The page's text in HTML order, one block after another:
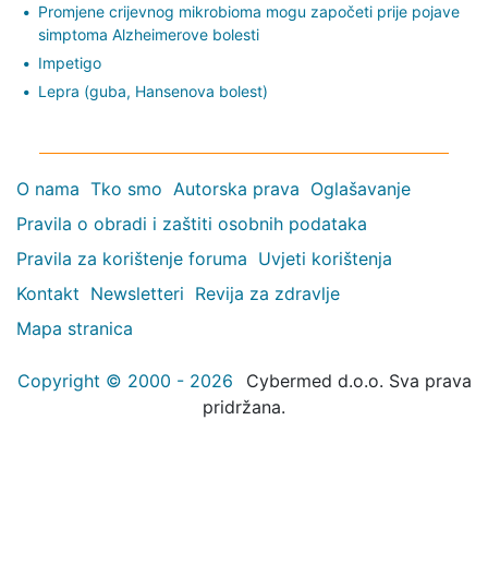
Promjene crijevnog mikrobioma mogu započeti prije pojave
simptoma Alzheimerove bolesti
Impetigo
Lepra (guba, Hansenova bolest)
O nama Tko smo Autorska prava Oglašavanje
Pravila o obradi i zaštiti osobnih podataka
Pravila za korištenje foruma Uvjeti korištenja
Kontakt Newsletteri Revija za zdravlje
Mapa stranica
Copyright © 2000 - 2026
Cybermed d.o.o. Sva prava
pridržana.